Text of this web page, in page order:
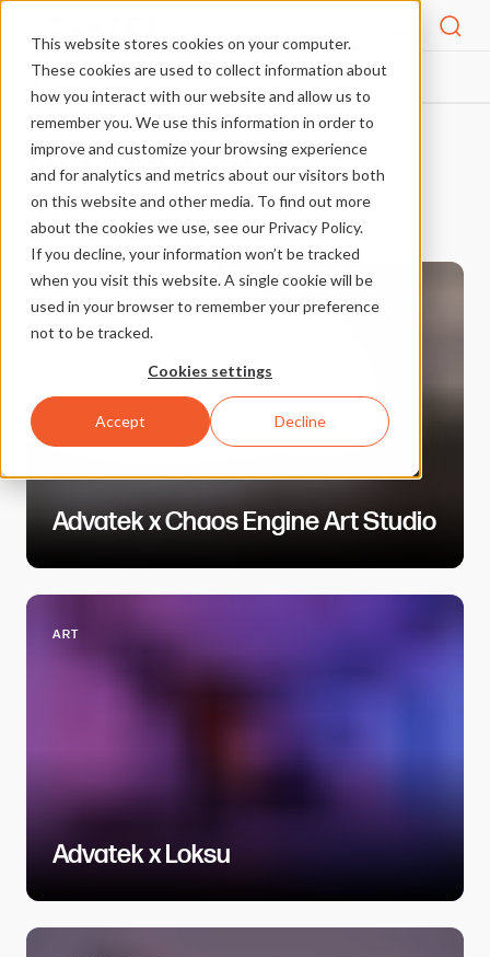
This website stores cookies on your computer.
These cookies are used to collect information about
how you interact with our website and allow us to
remember you. We use this information in order to
improve and customize your browsing experience
and for analytics and metrics about our visitors both
on this website and other media. To find out more
about the cookies we use, see our Privacy Policy.
If you decline, your information won’t be tracked
when you visit this website. A single cookie will be
used in your browser to remember your preference
not to be tracked.
Cookies settings
Accept Decline
SHOWCASE
Getinspired
ARCHITECTURE​​​​‌ ‍ ​‍​‍‌‍ ‌ ​‍‌‍‍‌‌‍‌ ‌‍‍‌‌‍ ‍​‍​‍​ ‍‍​‍​‍‌ ​ ‌‍​‌‌‍ ‍‌‍‍‌‌ ‌​‌ ‍‌​‍ ‍‌‍‍‌‌‍ ​‍​‍​‍ ​​‍​‍‌‍‍​‌ ​‍‌‍‌‌‌‍‌‍​‍​‍​ ‍‍​‍​‍​‍ ‌ ​ ‌ ‌​‌ ‌‌‌‍‌​‌‍‍‌‌‍ ​‍ ‌‍‍‌‌‍ ‍‌ ‌​‌‍‌‌‌‍ ‍‌ ‌​​‍ ‌‍‌‌‌‍‌​‌‍‍‌‌ ‌​​‍ ‌‍ ‌‌‍ ‌‍‌​‌‍‌‌​ ‌‌ ​​‌ ​‍‌‍‌‌‌ ​ ‌‍‌‌‌‍ ‍‌ ‌​‌‍​‌‌ ‌​‌‍‍‌‌‍ ‌‍ ‍​ ‍ ‌‍‍‌‌‍‌​​ ‌​ ‌‌‌‍‌‌‌‍‌‌‌‍‌‌‌‍‌‌‌‍‌‍‌‍​‍​ ‌​​‍ ‌‌‍​‍​ ‌‌‌‍​‌‌‍‌‍​‍ ‌​ ‌​​ ‌​​ ​ ​ ‌‌​‍ ‌​ ‍​‌‍​‍​ ​‌​ ​​​‍ ‌‌‍​‌​ ​‍​ ‍‌‌‍​‍‌‍‌‍‌‍‌‌​ ​ ​ ‌‌​ ‌‌‌‍​ ​ ​ ​ ‌ ​ ‍ ‌ ‌​‌ ‍‌‌ ​​‌‍‌‌​ ‌‌‍‍‌‌‍ ‍‌‍‌​‌ ‌‌‌ ​ ‌ ‌​‌ ​‍‌ ‍‌​ ‍ ‌ ​​‌‍​‌‌ ‌​‌‍‍​​ ‌‌ ‌​‌‍‍‌‌ ‌​‌‍ ​‌‍‌‌​ ‌‍​‍‌‍​‌‌ ​ ‌‍‌‌‌‌‌‌‌ ​‍‌‍ ​​ ‌​‍‌‌​ ​‍‌​‌‍‌ ​ ‌ ‌​‌ ‌‌‌‍‌​‌‍‍‌‌‍ ​‍‌‍‌‍‍‌‌‍‌​​ ‌​ ‌‌‌‍‌‌‌‍‌‌‌‍‌‌‌‍‌‌‌‍‌‍‌‍​‍​ ‌​​‍ ‌‌‍​‍​ ‌‌‌‍​‌‌‍‌‍​‍ ‌​ ‌​​ ‌​​ ​ ​ ‌‌​‍ ‌​ ‍​‌‍​‍​ ​‌​ ​​​‍ ‌‌‍​‌​ ​‍​ ‍‌‌‍​‍‌‍‌‍‌‍‌‌​ ​ ​ ‌‌​ ‌‌‌‍​ ​ ​ ​ ‌ ​‍‌‍‌ ‌​‌ ‍‌‌ ​​‌‍‌‌​ ‌‌‍‍‌‌‍ ‍‌‍‌​‌ ‌‌‌ ​ ‌ ‌​‌ ​‍‌ ‍‌​‍‌‍‌ ​​‌‍​‌‌ ‌​‌‍‍​​ ‌‌ ‌​‌‍‍‌‌ ‌​‌‍ ​‌‍‌‌​‍‌‍‌ ​​‌‍‌‌‌ ​‍‌ ​ ‌ ​​‌‍‌‌‌‍​ ‌ ‌​‌‍‍‌‌ ‌‍‌‍‌‌​ ‌‌ ​​‌ ‌‌‌‍​‍‌‍ ​‌‍‍‌‌ ​ ‌‍‍​‌‍‌‌‌‍‌​​‍​‍‌ ‌
Advatek x Chaos Engine Art Studio​​​​‌ ‍ ​‍​‍‌‍ ‌ ​‍‌‍‍‌‌‍‌ ‌‍‍‌‌‍ ‍​‍​‍​ ‍‍​‍​‍‌ ​ ‌‍​‌‌‍ ‍‌‍‍‌‌ ‌​‌ ‍‌​‍ ‍‌‍‍‌‌‍ ​‍​‍​‍ ​​‍​‍‌‍‍​‌ ​‍‌‍‌‌‌‍‌‍​‍​‍​ ‍‍​‍​‍​‍ ‌ ​ ‌ ‌​‌ ‌‌‌‍‌​‌‍‍‌‌‍ ​‍ ‌‍‍‌‌‍ ‍‌ ‌​‌‍‌‌‌‍ ‍‌ ‌​​‍ ‌‍‌‌‌‍‌​‌‍‍‌‌ ‌​​‍ ‌‍ ‌‌‍ ‌‍‌​‌‍‌‌​ ‌‌ ​​‌ ​‍‌‍‌‌‌ ​ ‌‍‌‌‌‍ ‍‌ ‌​‌‍​‌‌ ‌​‌‍‍‌‌‍ ‌‍ ‍​ ‍ ‌‍‍‌‌‍‌​​ ‌‌‍​ ​ ‌‍​ ‍‌​ ‍‌‌‍​‍‌‍​ ‌‍‌‍​ ‌‌​‍ ‌​ ‍​​ ‌ ‌‍‌‌‌‍​‍​‍ ‌​ ‌​​ ‌​‌‍​ ‌‍‌‌​‍ ‌‌‍​‍‌‍‌‌​ ​‍​ ‍‌​‍ ‌​ ‌​​ ​ ​ ‍​​ ​‌‌‍​‌​ ‌‍‌‍​‍​ ‌‍​ ‌​‌‍‌‌‌‍​ ​ ​​​ ‍ ‌ ‌​‌ ‍‌‌ ​​‌‍‌‌​ ‌‌‍​ ‌‍​‌‌ ​ ‌‍‌‌‌‌​ ‌ ‌​‌ ‌‌‌‍‌​‌ ‍‌​ ‍ ‌ ​​‌‍​‌‌ ‌​‌‍‍​​ ‌‌ ‌​‌‍‍‌‌ ‌​‌‍ ​‌‍‌‌​ ‌‍​‍‌‍​‌‌ ​ ‌‍‌‌‌‌‌‌‌ ​‍‌‍ ​​ ‌​‍‌‌​ ​‍‌​‌‍‌ ​ ‌ ‌​‌ ‌‌‌‍‌​‌‍‍‌‌‍ ​‍‌‍‌‍‍‌‌‍‌​​ ‌‌‍​ ​ ‌‍​ ‍‌​ ‍‌‌‍​‍‌‍​ ‌‍‌‍​ ‌‌​‍ ‌​ ‍​​ ‌ ‌‍‌‌‌‍​‍​‍ ‌​ ‌​​ ‌​‌‍​ ‌‍‌‌​‍ ‌‌‍​‍‌‍‌‌​ ​‍​ ‍‌​‍ ‌​ ‌​​ ​ ​ ‍​​ ​‌‌‍​‌​ ‌‍‌‍​‍​ ‌‍​ ‌​‌‍‌‌‌‍​ ​ ​​​‍‌‍‌ ‌​‌ ‍‌‌ ​​‌‍‌‌​ ‌‌‍​ ‌‍​‌‌ ​ ‌‍‌‌‌‌​ ‌ ‌​‌ ‌‌‌‍‌​‌ ‍‌​‍‌‍‌ ​​‌‍​‌‌ ‌​‌‍‍​​ ‌‌ ‌​‌‍‍‌‌ ‌​‌‍ ​‌‍‌‌​‍‌‍‌ ​​‌‍‌‌‌ ​‍‌ ​ ‌ ​​‌‍‌‌‌‍​ ‌ ‌​‌‍‍‌‌ ‌‍‌‍‌‌​ ‌‌ ​​‌ ‌‌‌‍​‍‌‍ ​‌‍‍‌‌ ​ ‌‍‍​‌‍‌‌‌‍‌​​‍​‍‌ ‌
ART​​​​‌ ‍ ​‍​‍‌‍ ‌ ​‍‌‍‍‌‌‍‌ ‌‍‍‌‌‍ ‍​‍​‍​ ‍‍​‍​‍‌ ​ ‌‍​‌‌‍ ‍‌‍‍‌‌ ‌​‌ ‍‌​‍ ‍‌‍‍‌‌‍ ​‍​‍​‍ ​​‍​‍‌‍‍​‌ ​‍‌‍‌‌‌‍‌‍​‍​‍​ ‍‍​‍​‍​‍ ‌ ​ ‌ ‌​‌ ‌‌‌‍‌​‌‍‍‌‌‍ ​‍ ‌‍‍‌‌‍ ‍‌ ‌​‌‍‌‌‌‍ ‍‌ ‌​​‍ ‌‍‌‌‌‍‌​‌‍‍‌‌ ‌​​‍ ‌‍ ‌‌‍ ‌‍‌​‌‍‌‌​ ‌‌ ​​‌ ​‍‌‍‌‌‌ ​ ‌‍‌‌‌‍ ‍‌ ‌​‌‍​‌‌ ‌​‌‍‍‌‌‍ ‌‍ ‍​ ‍ ‌‍‍‌‌‍‌​​ ‌​ ‌‍​ ‌ ​ ‍‌​ ​​​ ‌‌​ ​ ​ ‌​‌‍‌​​‍ ‌‌‍​‍​ ‌‍​ ‌‍‌‍‌​​‍ ‌​ ‌​​ ‍‌​ ​​​ ‌‌​‍ ‌​ ‍​​ ‌ ​ ​​​ ‌‍​‍ ‌‌‍‌‍​ ‍​​ ‌‍‌‍‌‌‌‍‌‌​ ​‌​ ‍‌​ ​ ​ ‌‌‌‍‌​​ ‌​​ ‌ ​ ‍ ‌ ‌​‌ ‍‌‌ ​​‌‍‌‌​ ‌‌‍‍‌‌‍ ‍‌‍‌​‌ ‌‌‌ ​ ‌ ‌​‌ ​‍‌ ‍‌​ ‍ ‌ ​​‌‍​‌‌ ‌​‌‍‍​​ ‌‌ ‌​‌‍‍‌‌ ‌​‌‍ ​‌‍‌‌​ ‌‍​‍‌‍​‌‌ ​ ‌‍‌‌‌‌‌‌‌ ​‍‌‍ ​​ ‌​‍‌‌​ ​‍‌​‌‍‌ ​ ‌ ‌​‌ ‌‌‌‍‌​‌‍‍‌‌‍ ​‍‌‍‌‍‍‌‌‍‌​​ ‌​ ‌‍​ ‌ ​ ‍‌​ ​​​ ‌‌​ ​ ​ ‌​‌‍‌​​‍ ‌‌‍​‍​ ‌‍​ ‌‍‌‍‌​​‍ ‌​ ‌​​ ‍‌​ ​​​ ‌‌​‍ ‌​ ‍​​ ‌ ​ ​​​ ‌‍​‍ ‌‌‍‌‍​ ‍​​ ‌‍‌‍‌‌‌‍‌‌​ ​‌​ ‍‌​ ​ ​ ‌‌‌‍‌​​ ‌​​ ‌ ​‍‌‍‌ ‌​‌ ‍‌‌ ​​‌‍‌‌​ ‌‌‍‍‌‌‍ ‍‌‍‌​‌ ‌‌‌ ​ ‌ ‌​‌ ​‍‌ ‍‌​‍‌‍‌ ​​‌‍​‌‌ ‌​‌‍‍​​ ‌‌ ‌​‌‍‍‌‌ ‌​‌‍ ​‌‍‌‌​‍‌‍‌ ​​‌‍‌‌‌ ​‍‌ ​ ‌ ​​‌‍‌‌‌‍​ ‌ ‌​‌‍‍‌‌ ‌‍‌‍‌‌​ ‌‌ ​​‌ ‌‌‌‍​‍‌‍ ​‌‍‍‌‌ ​ ‌‍‍​‌‍‌‌‌‍‌​​‍​‍‌ ‌
Advatek x Loksu​​​​‌ ‍ ​‍​‍‌‍ ‌ ​‍‌‍‍‌‌‍‌ ‌‍‍‌‌‍ ‍​‍​‍​ ‍‍​‍​‍‌ ​ ‌‍​‌‌‍ ‍‌‍‍‌‌ ‌​‌ ‍‌​‍ ‍‌‍‍‌‌‍ ​‍​‍​‍ ​​‍​‍‌‍‍​‌ ​‍‌‍‌‌‌‍‌‍​‍​‍​ ‍‍​‍​‍​‍ ‌ ​ ‌ ‌​‌ ‌‌‌‍‌​‌‍‍‌‌‍ ​‍ ‌‍‍‌‌‍ ‍‌ ‌​‌‍‌‌‌‍ ‍‌ ‌​​‍ ‌‍‌‌‌‍‌​‌‍‍‌‌ ‌​​‍ ‌‍ ‌‌‍ ‌‍‌​‌‍‌‌​ ‌‌ ​​‌ ​‍‌‍‌‌‌ ​ ‌‍‌‌‌‍ ‍‌ ‌​‌‍​‌‌ ‌​‌‍‍‌‌‍ ‌‍ ‍​ ‍ ‌‍‍‌‌‍‌​​ ‌‌‍​‌​ ​‍​ ‍​‌‍‌‍‌‍‌‌‌‍‌‌‌‍‌​​ ‍​​‍ ‌​ ​‌‌‍‌​‌‍‌‌‌‍‌‌​‍ ‌​ ‌​​ ‌​​ ​‌‌‍​‌​‍ ‌‌‍​‍​ ​‍‌‍​‌‌‍‌‍​‍ ‌‌‍​ ​ ‍​‌‍‌‌​ ​‌​ ​​​ ​‌‌‍​ ​ ‌‌​ ‌​‌‍​‍​ ‌ ‌‍​ ​ ‍ ‌ ‌​‌ ‍‌‌ ​​‌‍‌‌​ ‌‌‍​ ‌‍​‌‌ ​ ‌‍‌‌‌‌​ ‌ ‌​‌ ‌‌‌‍‌​‌ ‍‌​ ‍ ‌ ​​‌‍​‌‌ ‌​‌‍‍​​ ‌‌ ‌​‌‍‍‌‌ ‌​‌‍ ​‌‍‌‌​ ‌‍​‍‌‍​‌‌ ​ ‌‍‌‌‌‌‌‌‌ ​‍‌‍ ​​ ‌​‍‌‌​ ​‍‌​‌‍‌ ​ ‌ ‌​‌ ‌‌‌‍‌​‌‍‍‌‌‍ ​‍‌‍‌‍‍‌‌‍‌​​ ‌‌‍​‌​ ​‍​ ‍​‌‍‌‍‌‍‌‌‌‍‌‌‌‍‌​​ ‍​​‍ ‌​ ​‌‌‍‌​‌‍‌‌‌‍‌‌​‍ ‌​ ‌​​ ‌​​ ​‌‌‍​‌​‍ ‌‌‍​‍​ ​‍‌‍​‌‌‍‌‍​‍ ‌‌‍​ ​ ‍​‌‍‌‌​ ​‌​ ​​​ ​‌‌‍​ ​ ‌‌​ ‌​‌‍​‍​ ‌ ‌‍​ ​‍‌‍‌ ‌​‌ ‍‌‌ ​​‌‍‌‌​ ‌‌‍​ ‌‍​‌‌ ​ ‌‍‌‌‌‌​ ‌ ‌​‌ ‌‌‌‍‌​‌ ‍‌​‍‌‍‌ ​​‌‍​‌‌ ‌​‌‍‍​​ ‌‌ ‌​‌‍‍‌‌ ‌​‌‍ ​‌‍‌‌​‍‌‍‌ ​​‌‍‌‌‌ ​‍‌ ​ ‌ ​​‌‍‌‌‌‍​ ‌ ‌​‌‍‍‌‌ ‌‍‌‍‌‌​ ‌‌ ​​‌ ‌‌‌‍​‍‌‍ ​‌‍‍‌‌ ​ ‌‍‍​‌‍‌‌‌‍‌​​‍​‍‌ ‌